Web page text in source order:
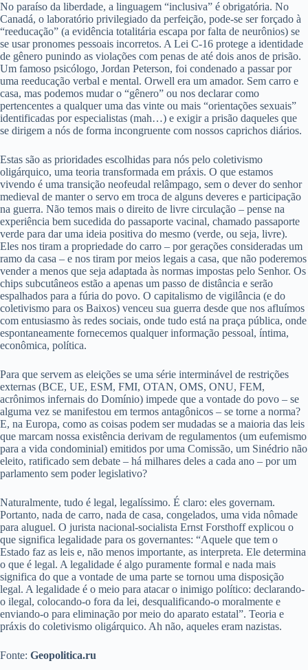
No paraíso da liberdade, a linguagem “inclusiva” é obrigatória. No
Canadá, o laboratório privilegiado da perfeição, pode-se ser forçado à
“reeducação” (a evidência totalitária escapa por falta de neurônios) se
se usar pronomes pessoais incorretos. A Lei C-16 protege a identidade
de gênero punindo as violações com penas de até dois anos de prisão.
Um famoso psicólogo, Jordan Peterson, foi condenado a passar por
uma reeducação verbal e mental. Orwell era um amador. Sem carro e
casa, mas podemos mudar o “gênero” ou nos declarar como
pertencentes a qualquer uma das vinte ou mais “orientações sexuais”
identificadas por especialistas (mah…) e exigir a prisão daqueles que
se dirigem a nós de forma incongruente com nossos caprichos diários.
Estas são as prioridades escolhidas para nós pelo coletivismo
oligárquico, uma teoria transformada em práxis. O que estamos
vivendo é uma transição neofeudal relâmpago, sem o dever do senhor
medieval de manter o servo em troca de alguns deveres e participação
na guerra. Não temos mais o direito de livre circulação – pense na
experiência bem sucedida do passaporte vacinal, chamado passaporte
verde para dar uma ideia positiva do mesmo (verde, ou seja, livre).
Eles nos tiram a propriedade do carro – por gerações consideradas um
ramo da casa – e nos tiram por meios legais a casa, que não poderemos
vender a menos que seja adaptada às normas impostas pelo Senhor. Os
chips subcutâneos estão a apenas um passo de distância e serão
espalhados para a fúria do povo. O capitalismo de vigilância (e do
coletivismo para os Baixos) venceu sua guerra desde que nos afluímos
com entusiasmo às redes sociais, onde tudo está na praça pública, onde
espontaneamente fornecemos qualquer informação pessoal, íntima,
econômica, política.
Para que servem as eleições se uma série interminável de restrições
externas (BCE, UE, ESM, FMI, OTAN, OMS, ONU, FEM,
acrônimos infernais do Domínio) impede que a vontade do povo – se
alguma vez se manifestou em termos antagônicos – se torne a norma?
E, na Europa, como as coisas podem ser mudadas se a maioria das leis
que marcam nossa existência derivam de regulamentos (um eufemismo
para a vida condominial) emitidos por uma Comissão, um Sinédrio não
eleito, ratificado sem debate – há milhares deles a cada ano – por um
parlamento sem poder legislativo?
Naturalmente, tudo é legal, legalíssimo. É claro: eles governam.
Portanto, nada de carro, nada de casa, congelados, uma vida nômade
para aluguel. O jurista nacional-socialista Ernst Forsthoff explicou o
que significa legalidade para os governantes: “Aquele que tem o
Estado faz as leis e, não menos importante, as interpreta. Ele determina
o que é legal. A legalidade é algo puramente formal e nada mais
significa do que a vontade de uma parte se tornou uma disposição
legal. A legalidade é o meio para atacar o inimigo político: declarando-
o ilegal, colocando-o fora da lei, desqualificando-o moralmente e
enviando-o para eliminação por meio do aparato estatal”. Teoria e
práxis do coletivismo oligárquico. Ah não, aqueles eram nazistas.
Fonte: Geopolitica.ru